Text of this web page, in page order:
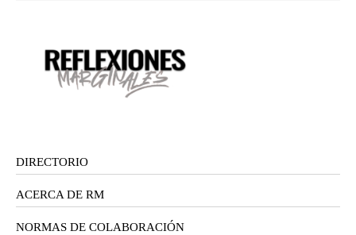
DIRECTORIO
ACERCA DE RM
NORMAS DE COLABORACIÓN